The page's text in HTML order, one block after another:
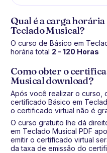
Qual é a carga
Teclado Musical?
O curso de Básico em
horária total 2 - 120 Horas
Como obter o
Musical download?
Após você realizar o curso,
certificado Básico em
o certificado virtual não é
O curso gratuito lhe dá
em Teclado Musical PDF
emitir o certificado virtual
da taxa de emissão do